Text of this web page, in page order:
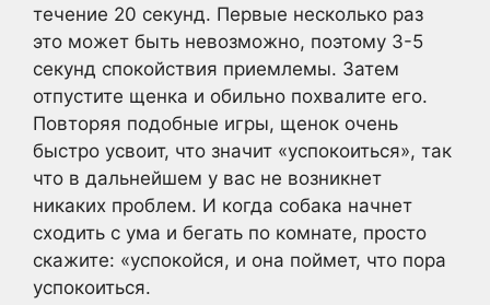
течение 20 секунд. Первые несколько раз
это может быть невозможно, поэтому 3-5
секунд спокойствия приемлемы. Затем
отпустите щенка и обильно похвалите его.
Повторяя подобные игры, щенок очень
быстро усвоит, что значит «успокоиться», так
что в дальнейшем у вас не возникнет
никаких проблем. И когда собака начнет
сходить с ума и бегать по комнате, просто
скажите: «успокойся, и она поймет, что пора
успокоиться.